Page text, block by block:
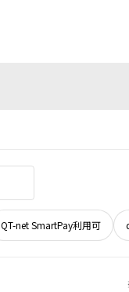
QT-net SmartPay利用可